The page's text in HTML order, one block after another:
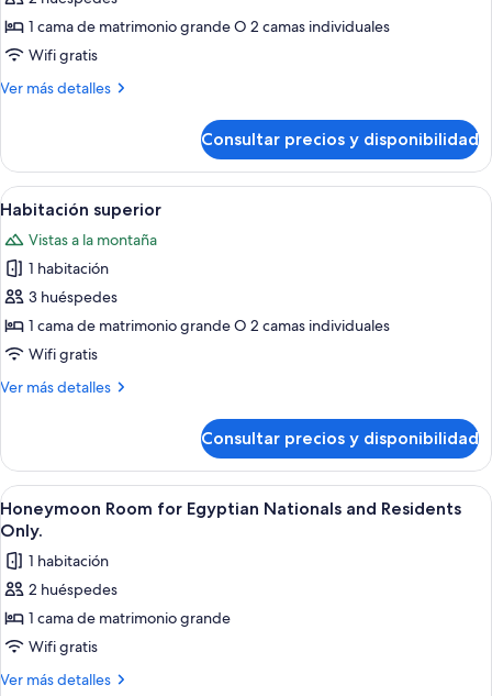
Royal1 cama de matrimonio grande O 2 camas individuales
Wifi gratis
Ver más detalles
Más
Royal
Consultar precios y disponibilidad
Abrir
todas
las
fotos
de
Habitación
superior
Habitación de hotel con una cama
7
Habitación superior
Vistas a la montaña
1 habitación
3 huéspedes
1 cama de matrimonio grande O 2 camas individuales
Wifi gratis
Ver más detalles
Más
superior
Consultar precios y disponibilidad
Abrir
todas
las
fotos
de
Honeymoon
Room
for
Habitación de hotel con una cama
4
Honeymoon Room for Egyptian Nationals and Residents
Only.
1 habitación
2 huéspedes
1 cama de matrimonio grande
Wifi gratis
Ver más detalles
Más